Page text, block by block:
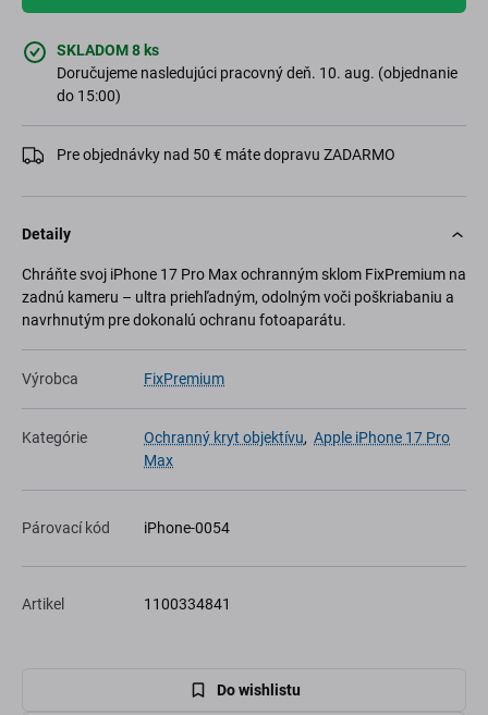
SKLADOM 8 ks
Doručujeme nasledujúci pracovný deň. 10. aug. (objednanie
do 15:00)
Pre objednávky nad 50 € máte dopravu ZADARMO
Detaily
Chráňte svoj iPhone 17 Pro Max ochranným sklom FixPremium na
zadnú kameru – ultra priehľadným, odolným voči poškriabaniu a
navrhnutým pre dokonalú ochranu fotoaparátu.
Výrobca FixPremium
Kategórie Ochranný kryt objektívu, Apple iPhone 17 Pro
Max
Párovací kód iPhone-0054
Artikel 1100334841
Do wishlistu